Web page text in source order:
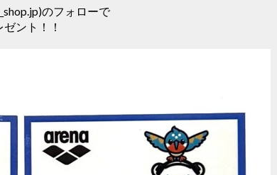
のフォローで
ント！！